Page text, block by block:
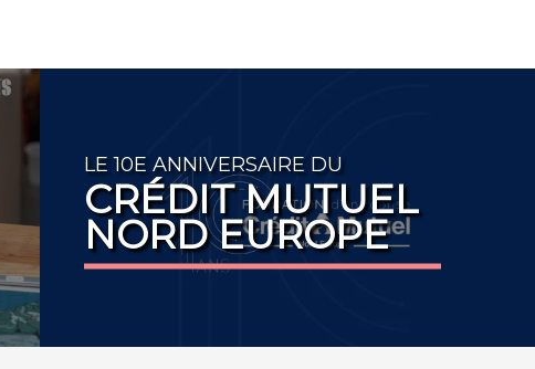
LE 10E ANNIVERSAIRE DU
CRÉDIT MUTUEL
NORD EUROPE